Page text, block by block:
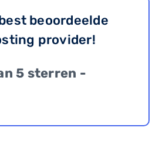
beoordeelde
provider!
5 sterren -